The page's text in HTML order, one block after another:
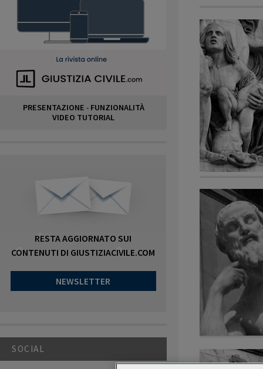
PRESENTAZIONE - FUNZIONALITÀ
VIDEO TUTORIAL
RESTA AGGIORNATO SUI
CONTENUTI DI GIUSTIZIACIVILE.COM
NEWSLETTER
SOCIAL